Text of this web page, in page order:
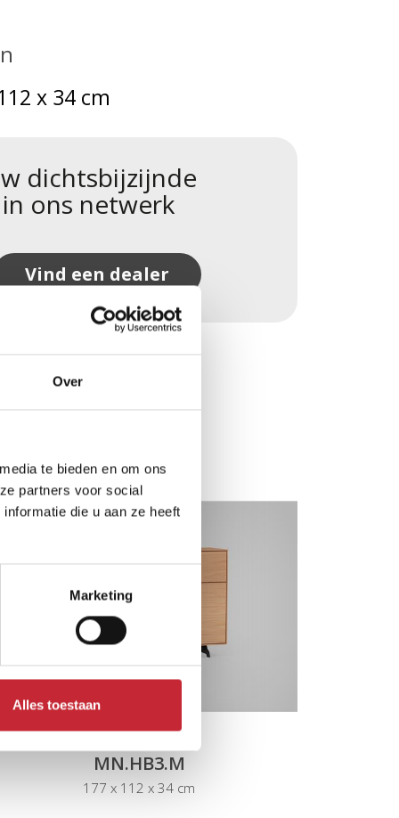
Over
te bieden en om ons
partners voor social
die u aan ze heeft
Marketing
Alles toestaan
x 34 cm
dichtsbijzijnde
ons netwerk
Vind een dealer
MN.HB3.M
177 x 112 x 34 cm